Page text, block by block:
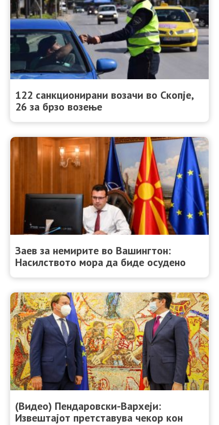
122 санкционирани возачи во Скопје,
26 за брзо возење
Заев за немирите во Вашингтон:
Насилството мора да биде осуденo
(Видео) Пендаровски-Вархеји:
Извештајот претставува чекор кон